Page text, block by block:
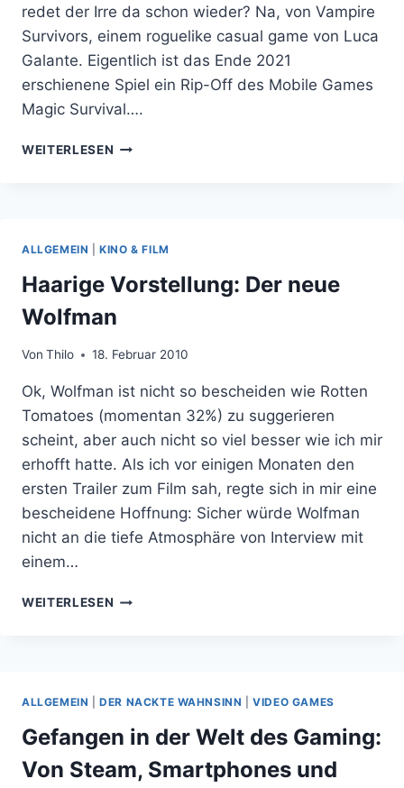
redet der Irre da schon wieder? Na, von Vampire
Survivors, einem roguelike casual game von Luca
Galante. Eigentlich ist das Ende 2021
erschienene Spiel ein Rip-Off des Mobile Games
Magic Survival….
WEITERLESEN ICH
DU
BIST
SÜCHTIG!
ALLGEMEIN |KINO & FILM
Haarige Vorstellung: Der neue
Wolfman
Von Thilo 18. Februar 2010
Ok, Wolfman ist nicht so bescheiden wie Rotten
Tomatoes (momentan 32%) zu suggerieren
scheint, aber auch nicht so viel besser wie ich mir
erhofft hatte. Als ich vor einigen Monaten den
ersten Trailer zum Film sah, regte sich in mir eine
bescheidene Hoffnung: Sicher würde Wolfman
nicht an die tiefe Atmosphäre von Interview mit
einem…
WEITERLESEN HAARIGE
ALLGEMEIN |DER NACKTE WAHNSINN |VIDEO GAMES
Gefangen in der Welt des Gaming:
Von Steam, Smartphones und